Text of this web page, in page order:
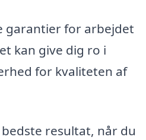
garantier for arbejdet
kan give dig ro i
for kvaliteten af
resultat, når du